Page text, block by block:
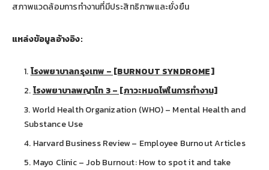
สภาพแวดล้อมการทำงานที่มีประสิทธิภาพและยั่งยืน
แหล่งข้อมูลอ้างอิง:
โรงพยาบาลกรุงเทพ – [BURNOUT SYNDROME]
โรงพยาบาลพญาไท 3 – [ภาวะหมดไฟในการทำงาน]
World Health Organization (WHO) – Mental Health and
Substance Use
Harvard Business Review – Employee Burnout Articles
Mayo Clinic – Job Burnout: How to spot it and take